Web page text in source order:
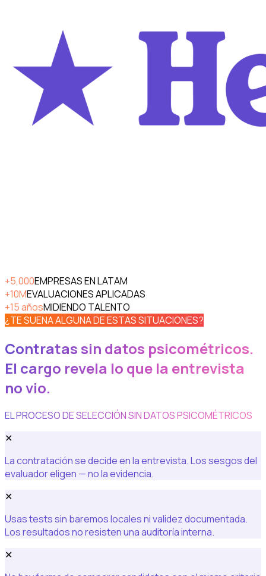
+5,000EMPRESAS EN LATAM
+10MEVALUACIONES APLICADAS
+15 añosMIDIENDO TALENTO
¿TE SUENA ALGUNA DE ESTAS SITUACIONES?
Contratas sin datos psicométricos.
El cargo revela lo que la entrevista
no vio.
EL PROCESO DE SELECCIÓN SIN DATOS PSICOMÉTRICOS
✕
La contratación se decide en la entrevista. Los sesgos del
evaluador eligen — no la evidencia.
✕
Usas tests sin baremos locales ni validez documentada.
Los resultados no resisten una auditoría interna.
✕